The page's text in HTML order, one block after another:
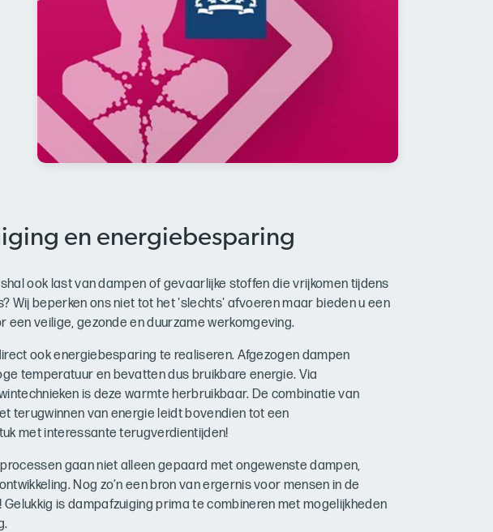
en energiebesparing
ook last van dampen of gevaarlijke stoffen die vrijkomen tijdens
Wij beperken ons niet tot het 'slechts' afvoeren maar bieden u een
een veilige, gezonde en duurzame werkomgeving.
ook energiebesparing te realiseren. Afgezogen dampen
temperatuur en bevatten dus bruikbare energie. Via
is deze warmte herbruikbaar. De combinatie van
terugwinnen van energie leidt bovendien tot een
met interessante terugverdientijden!
gaan niet alleen gepaard met ongewenste dampen,
Nog zo’n een bron van ergernis voor mensen in de
is dampafzuiging prima te combineren met mogelijkheden